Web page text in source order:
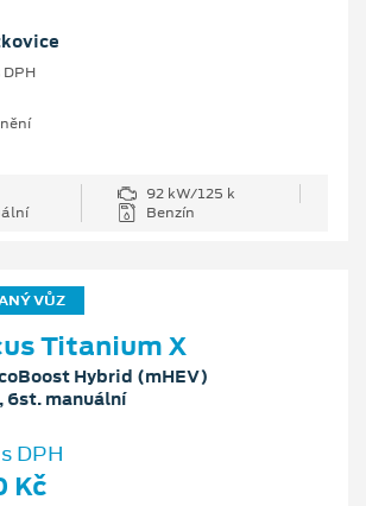
92 kW/125 k
Benzín
VŮZ
Titanium X
Hybrid (mHEV)
6st. manuální
DPH
Kč